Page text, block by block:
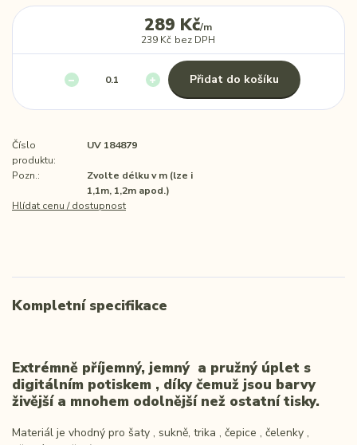
289 Kč/m
239 Kč bez DPH
Přidat do košíku
Číslo
produktu:
UV 184879
Pozn.:
Zvolte délku v m (lze i
1,1m, 1,2m apod.)
Hlídat cenu / dostupnost
Kompletní specifikace
Extrémně příjemný, jemný a pružný úplet s
digitálním potiskem , díky čemuž jsou barvy
živější a mnohem odolnější než ostatní tisky.
Materiál je vhodný pro šaty , sukně, trika , čepice , čelenky ,